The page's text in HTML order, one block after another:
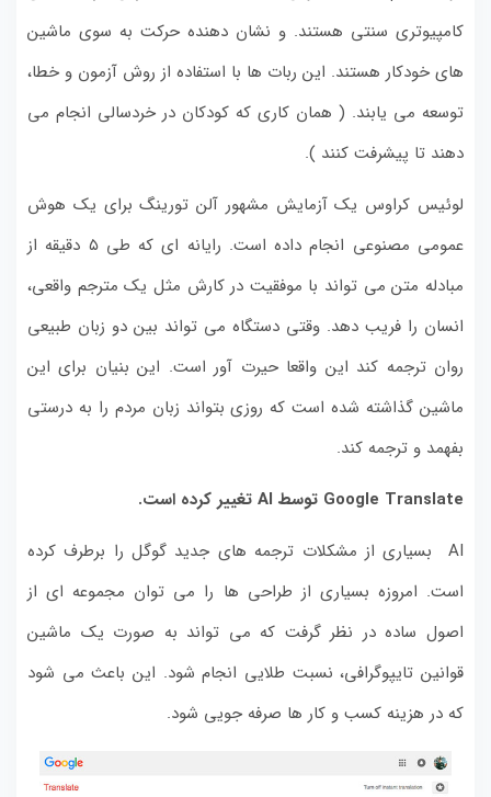
کامپیوتری سنتی هستند. و نشان دهنده حرکت به سوی ماشین
های خودکار هستند. این ربات ها با استفاده از روش آزمون و خطا،
توسعه می یابند. ( همان کاری که کودکان در خردسالی انجام می
دهند تا پیشرفت کنند ).
لوئیس کراوس یک آزمایش مشهور آلن تورینگ برای یک هوش
عمومی مصنوعی انجام داده است. رایانه ای که طی ۵ دقیقه از
مبادله متن می تواند با موفقیت در کارش مثل یک مترجم واقعی،
انسان را فریب دهد. وقتی دستگاه می تواند بین دو زبان طبیعی
روان ترجمه کند این واقعا حیرت آور است. این بنیان برای این
ماشین گذاشته شده است که روزی بتواند زبان مردم را به درستی
بفهمد و ترجمه کند.
Google Translate توسط
تغییر کرده است.
AI بسیاری از مشکلات ترجمه های جدید گوگل را برطرف کرده
است. امروزه بسیاری از طراحی ها را می توان مجموعه ای از
اصول ساده در نظر گرفت که می تواند به صورت یک ماشین
قوانین تایپوگرافی، نسبت طلایی انجام شود. این باعث می شود
که در هزینه کسب و کار ها صرفه جویی شود.